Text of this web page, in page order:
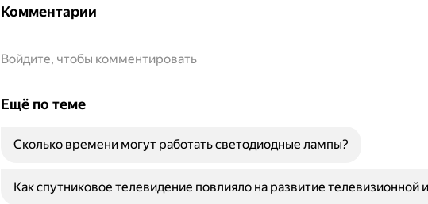
Комментарии
Войдите, чтобы комментировать
Ещё по теме
Сколько времени могут работать светодиодные лампы?
Как спутниковое телевидение повлияло на развитие телевизионной